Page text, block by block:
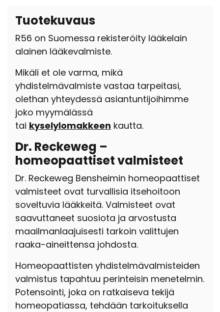
Tuotekuvaus
R56 on Suomessa rekisteröity lääkelain
alainen lääkevalmiste.
Mikäli et ole varma, mikä
yhdistelmävalmiste vastaa tarpeitasi,
olethan yhteydessä asiantuntijoihimme
joko myymälässä
tai kyselylomakkeen kautta.
Dr. Reckeweg –
homeopaattiset valmisteet
Dr. Reckeweg Bensheimin homeopaattiset
valmisteet ovat turvallisia itsehoitoon
soveltuvia lääkkeitä. Valmisteet ovat
saavuttaneet suosiota ja arvostusta
maailmanlaajuisesti tarkoin valittujen
raaka-aineittensa johdosta.
Homeopaattisten yhdistelmävalmisteiden
valmistus tapahtuu perinteisin menetelmin.
Potensointi, joka on ratkaiseva tekijä
homeopatiassa, tehdään tarkoituksella